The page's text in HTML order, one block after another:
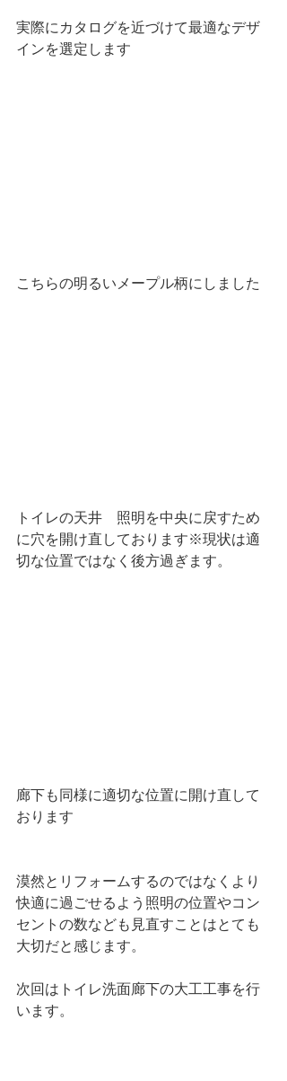
実際にカタログを近づけて最適なデザ
インを選定します
こちらの明るいメープル柄にしました
トイレの天井　照明を中央に戻すため
に穴を開け直しております※現状は適
切な位置ではなく後方過ぎます。
廊下も同様に適切な位置に開け直して
おります
漠然とリフォームするのではなくより
快適に過ごせるよう照明の位置やコン
セントの数なども見直すことはとても
大切だと感じます。
次回はトイレ洗面廊下の大工工事を行
います。